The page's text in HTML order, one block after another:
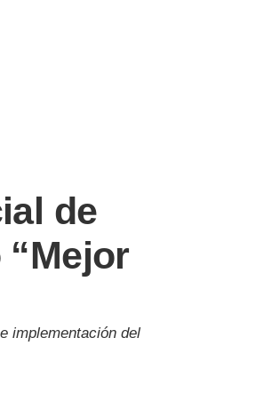
de
implementación del